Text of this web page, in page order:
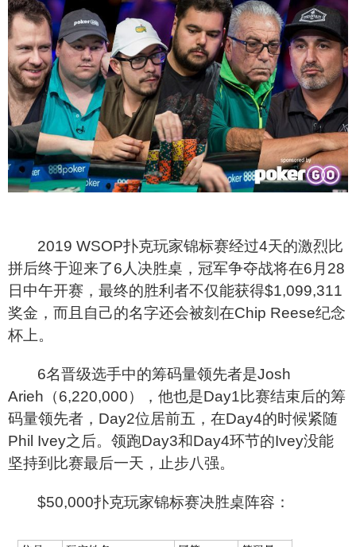
2019 WSOP扑克玩家锦标赛经过4天的激烈比
拼后终于迎来了6人决胜桌，冠军争夺战将在6月28
日中午开赛，最终的胜利者不仅能获得$1,099,311
奖金，而且自己的名字还会被刻在Chip Reese纪念
杯上。
6名晋级选手中的筹码量领先者是Josh
Arieh（6,220,000），他也是Day1比赛结束后的筹
码量领先者，Day2位居前五，在Day4的时候紧随
Phil Ivey之后。领跑Day3和Day4环节的Ivey没能
坚持到比赛最后一天，止步八强。
$50,000扑克玩家锦标赛决胜桌阵容：